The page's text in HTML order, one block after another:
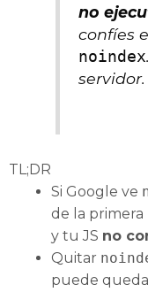
no
confíes
noindex
servidor.
TL;DR
Si Google ve
de la primera
y tu JS no
Quitar
puede